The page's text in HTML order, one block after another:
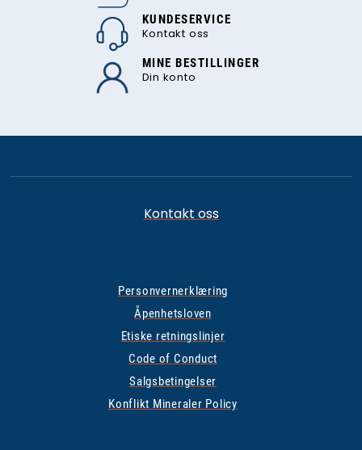
KUNDESERVICE
Kontakt oss
MINE BESTILLINGER
Din konto
Kontakt oss
Personvernerklæring
Åpenhetsloven
Etiske retningslinjer
Code of Conduct
Salgsbetingelser
Konflikt Mineraler Policy